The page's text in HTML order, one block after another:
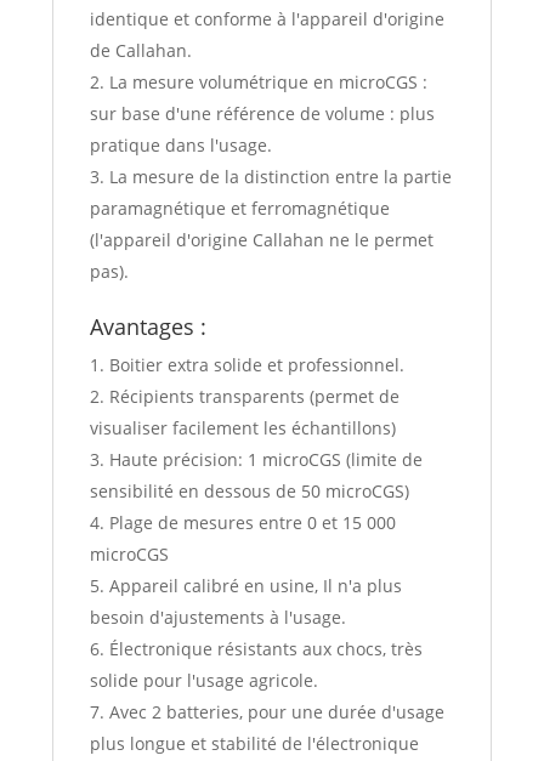
identique et conforme à l'appareil d'origine
de Callahan.
La mesure volumétrique en microCGS :
sur base d'une référence de volume : plus
pratique dans l'usage.
La mesure de la distinction entre la partie
paramagnétique et ferromagnétique
(l'appareil d'origine Callahan ne le permet
pas).
Avantages :
Boitier extra solide et professionnel.
Récipients transparents (permet de
visualiser facilement les échantillons)
Haute précision: 1 microCGS (limite de
sensibilité en dessous de 50 microCGS)
Plage de mesures entre 0 et 15 000
microCGS
Appareil calibré en usine, Il n'a plus
besoin d'ajustements à l'usage.
Électronique résistants aux chocs, très
solide pour l'usage agricole.
Avec 2 batteries, pour une durée d'usage
plus longue et stabilité de l'électronique